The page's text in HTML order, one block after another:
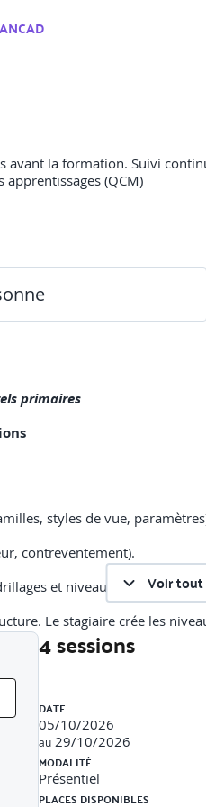
avant la formation. Suivi
(QCM)
primaires
styles de vue,
contreventement).
et niveaux dédiés à la
Le stagiaire crée les
structurelle (axe du mur,
murs, semelles isolées sous
aux niveaux supérieurs
Voir tout
4 sessions
DATE
05/10/2026
au 29/10/2026
MODALITÉ
Présentiel
PLACES DISPONIBLES